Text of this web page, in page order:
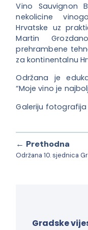
Vino Sauvignon
nekolicine
Hrvatske uz
Martin
prehrambene
za kontinentalnu
Održana je
“Moje vino je
Galeriju
← Prethodna
Gradske